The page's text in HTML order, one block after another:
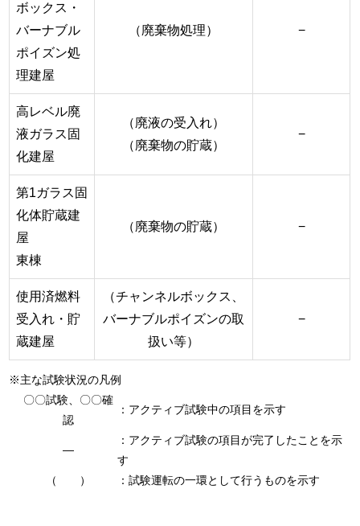
ボックス・
バーナブル
ポイズン処
理建屋
（廃棄物処理） −
高レベル廃
液ガラス固
化建屋
（廃液の受入れ）
（廃棄物の貯蔵）
−
第1ガラス固
化体貯蔵建
屋
東棟
（廃棄物の貯蔵） −
使用済燃料
受入れ・貯
蔵建屋
（チャンネルボックス、
バーナブルポイズンの取
扱い等）
−
※主な試験状況の凡例
〇〇試験、〇〇確
認
：アクティブ試験中の項目を示す
―
：アクティブ試験の項目が完了したことを示
す
（ ）
：試験運転の一環として行うものを示す